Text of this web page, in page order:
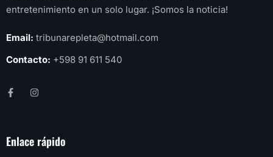
entretenimiento en un solo lugar. ¡Somos la noticia!
Email: tribunarepleta@hotmail.com
Contacto: +598 91 611 540
Enlace rápido